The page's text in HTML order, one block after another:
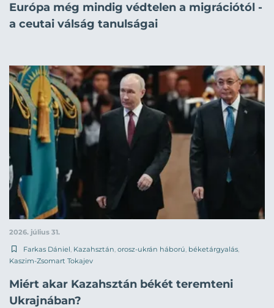
Európa még mindig védtelen a migrációtól -
a ceutai válság tanulságai
2026. július 31.
Farkas Dániel, Kazahsztán, orosz-ukrán háború, béketárgyalás,
Kaszim-Zsomart Tokajev
Miért akar Kazahsztán békét teremteni
Ukrajnában?